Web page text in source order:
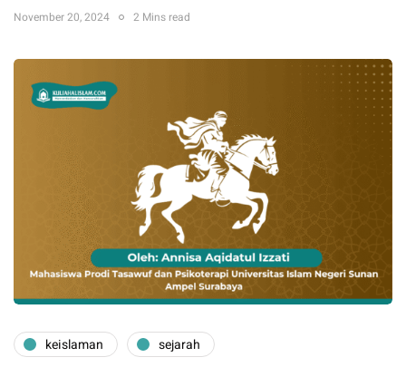
November 20, 2024 2 Mins read
keislaman sejarah